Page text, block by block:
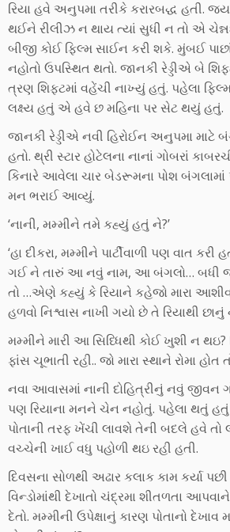
રિયા હવે અનુપમા તરીકે કરારબદ્ધ હતી.
થઈને રીલીઝ ન થાય ત્યાં સુધી ન તો એ
બીજી કોઈ ફિલ્મ સાઈન કરી શકે. મુંબઈ પાછાં
નહોતો ઉપસ્થિત થતો. જાનકી રેડ્ડીએ બે
ત્રણ શિફ્ટમાં વહેંચી નાખ્યું હતું. પહેલા ફિલ્મ
લક્ષ્ય હતું એ હવે છ મહિના પર સેટ થયું હતું.
જાનકી રેડ્ડીએ નવી હિરોઈન અનુપમા માટે
હતો. થ્રી સ્ટાર હોટેલના નાનાં ગોબરાં
કિનારે આવેલા ચાર બેડરૂમના પોશ બંગલામાં
મન ભરાઈ આવ્યું.
‘નાની, મમ્મીને તમે કહ્યું હતું ને?’
‘હા દીકરા, મમ્મીને પાર્ટીવાળી પણ વાત કરી
ગઈ ને તારું આ નવું નામ, આ બંગલો… બધી જ
તો …એણે કહ્યું કે રિયાને કહેજો મારા
હળવો નિશ્વાસ નાખી ગયો છે તે રિયાથી
મમ્મીને મારી આ સિધ્ધિથી કોઈ ખુશી ન થઇ?
ફાંસ ચૂભાતી રહી.. જો મારા સ્થાને રોમા હોત
નવા આવાસમાં નાની દોહિત્રીનું નવું જીવન
પણ રિયાના મનને ચેન નહોતું. પહેલા થતું
પોતાની તરફ ખેંચી લાવશે તેની બદલે હવે તો
વચ્ચેની ખાઈ વધુ પહોળી થઇ રહી હતી.
દિવસના સોળથી અઢાર કલાક કામ કર્યા
વિન્ડોમાંથી દેખાતો ચંદ્રમા શીતળતા
દેતો. મમ્મીની ઉપેક્ષાનું કારણ પોતાનો દેખાવ